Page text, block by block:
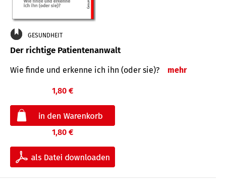
GESUNDHEIT
Der richtige Patientenanwalt
Wie finde und erkenne ich ihn (oder sie)? mehr
1,80 €
1,80 €